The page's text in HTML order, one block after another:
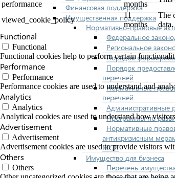
Финансовая поддержка
Имущественная поддержка
Нормативно-правовые
Федеральное
Региональное
Порядок
Порядок
перечней
Нормативные
перечней
Административные
Программы по
Нормативные
антикризисным
МСП
Имущество для бизнеса
Перечень
performance
months
viewed_cookie_policy
11
months
The
data.
Functional
Functional
Functional cookies help to perform certain
Performance
Performance
Performance cookies are used to understand and
Analytics
Analytics
Analytical cookies are used to understand how
Advertisement
Advertisement
Advertisement cookies are used to provide visitors
Others
Others